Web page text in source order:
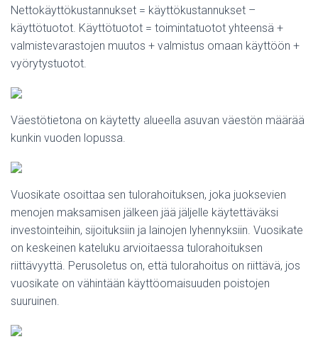
Nettokäyttökustannukset = käyttökustannukset –
käyttötuotot. Käyttötuotot = toimintatuotot yhteensä +
valmistevarastojen muutos + valmistus omaan käyttöön +
vyörytystuotot.
Väestötietona on käytetty alueella asuvan väestön määrää
kunkin vuoden lopussa.
Vuosikate osoittaa sen tulorahoituksen, joka juoksevien
menojen maksamisen jälkeen jää jäljelle käytettäväksi
investointeihin, sijoituksiin ja lainojen lyhennyksiin. Vuosikate
on keskeinen kateluku arvioitaessa tulorahoituksen
riittävyyttä. Perusoletus on, että tulorahoitus on riittävä, jos
vuosikate on vähintään käyttöomaisuuden poistojen
suuruinen.